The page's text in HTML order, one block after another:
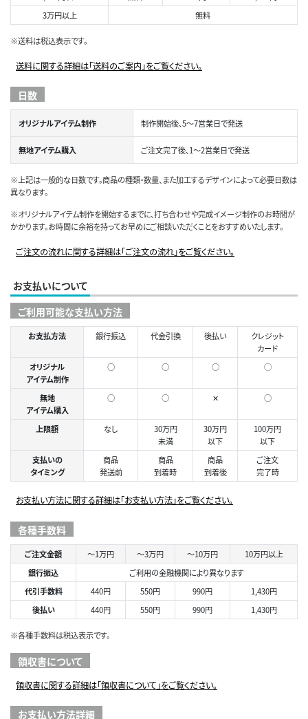
3万円以上
無料
※送料は税込表示です。
送料に関する詳細は「送料のご案内」をご覧ください。
日数
オリジナルアイテム制作 制作開始後、5～7営業日で発送
無地アイテム購入 ご注文完了後、1～2営業日で発送
※上記は一般的な日数です。商品の種類・数量、また加工するデザインによって必要日数は
異なります。
※オリジナルアイテム制作を開始するまでに、打ち合わせや完成イメージ制作のお時間が
かかります。お時間に余裕を持ってお早めにご相談いただくことをおすすめいたします。
ご注文の流れに関する詳細は「ご注文の流れ」をご覧ください。
お支払いについて
ご利用可能な支払い方法
お支払方法 銀行振込 代金引換 後払い
クレジット
カード
オリジナル
アイテム制作
○ ○ ○ ◯
無地
アイテム購入
○ ○ ✕ ○
上限額 なし
30万円
未満
30万円
以下
100万円
以下
支払いの
タイミング
商品
発送前
商品
到着時
商品
到着後
ご注文
完了時
お支払い方法に関する詳細は「お支払い方法」をご覧ください。
各種手数料
ご注文金額 ～1万円 ～3万円 ～10万円
10万円以上
銀行振込
ご利用の金融機関により異なります
代引手数料
440円 550円 990円
1,430円
後払い
440円 550円 990円 1,430円
※各種手数料は税込表示です。
領収書について
領収書に関する詳細は「領収書について」をご覧ください。
お支払い方法詳細